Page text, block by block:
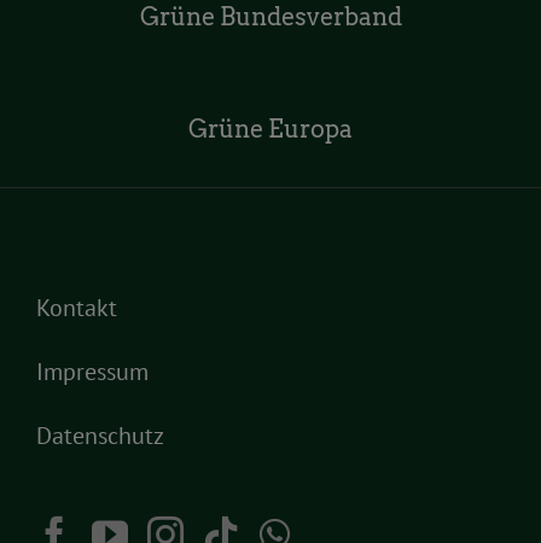
Grüne Bundesverband
Grüne Europa
Kontakt
Impressum
Datenschutz